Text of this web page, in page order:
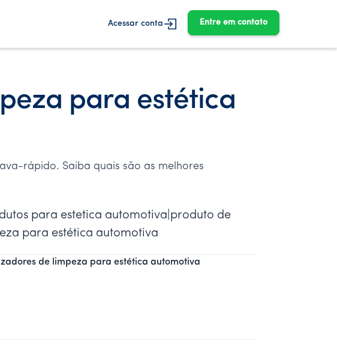
Acessar conta Entre em contato
para estética
rápido. Saiba quais são as melhores
para estetica automotiva|produto de
para estética automotiva
de limpeza para estética automotiva